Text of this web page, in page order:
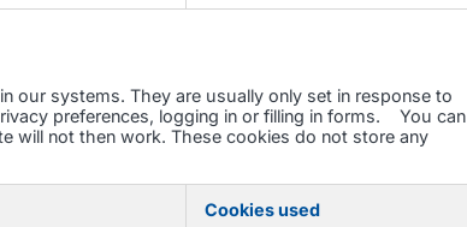
our systems. They are usually only set in response to
preferences, logging in or filling in forms. You can
will not then work. These cookies do not store any
Cookies used